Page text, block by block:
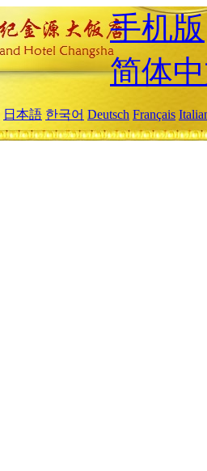
手机版
简体
日本語 한국어 Deutsch Français